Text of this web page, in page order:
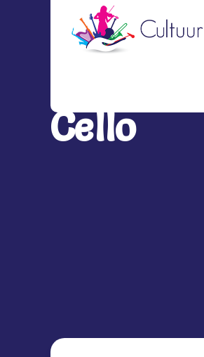
Cello